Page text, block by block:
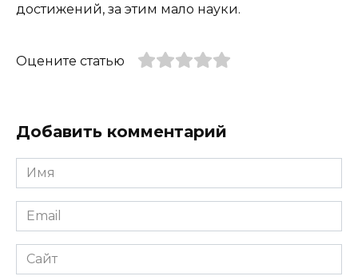
достижений, за этим мало науки.
Оцените статью
Добавить комментарий
Имя
*
Email
*
Сайт